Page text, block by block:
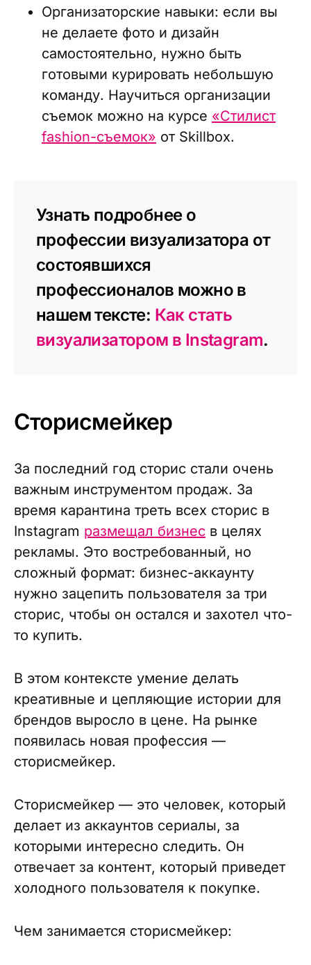
Организаторские навыки: если вы
не делаете фото и дизайн
самостоятельно, нужно быть
готовыми курировать небольшую
команду. Научиться организации
съемок можно на курсе «Стилист
fashion-съемок» от Skillbox.
Узнать подробнее о
профессии визуализатора от
состоявшихся
профессионалов можно в
нашем тексте: Как стать
визуализатором в Instagram.
Сторисмейкер
За последний год сторис стали очень
важным инструментом продаж. За
время карантина треть всех сторис в
Instagram размещал бизнес в целях
рекламы. Это востребованный, но
сложный формат: бизнес-аккаунту
нужно зацепить пользователя за три
сторис, чтобы он остался и захотел что-
то купить.
В этом контексте умение делать
креативные и цепляющие истории для
брендов выросло в цене. На рынке
появилась новая профессия —
сторисмейкер.
Сторисмейкер — это человек, который
делает из аккаунтов сериалы, за
которыми интересно следить. Он
отвечает за контент, который приведет
холодного пользователя к покупке.
Чем занимается сторисмейкер: